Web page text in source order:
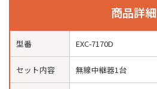
商品詳細
型番 EXC-7170D
セット内容 無線中継器1台